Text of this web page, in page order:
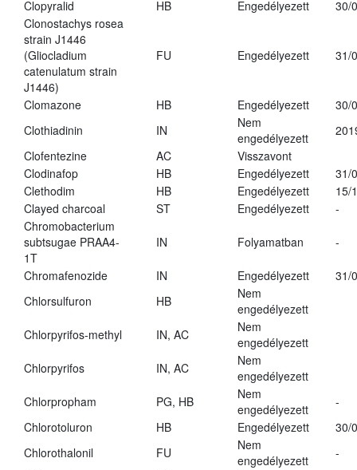
Clopyralid
HB Engedélyezett
30/
Clonostachys rosea
strain J1446
(Gliocladium
catenulatum strain
J1446)
FU Engedélyezett 31/
Clomazone HB Engedélyezett
30/
Clothiadinin
IN
Nem
engedélyezett
Clofentezine
AC
Visszavont
Clodinafop
HB Engedélyezett
31/
Clethodim
HB Engedélyezett
15/
Clayed charcoal
ST Engedélyezett
-
Chromobacterium
subtsugae PRAA4-
1T
IN Folyamatban -
Chromafenozide IN Engedélyezett
31/
Chlorsulfuron
HB
Nem
engedélyezett
Chlorpyrifos-methyl
IN, AC
Nem
engedélyezett
Chlorpyrifos
IN, AC
Nem
engedélyezett
Chlorpropham
PG, HB
Nem
engedélyezett
-
Chlorotoluron
HB Engedélyezett
30/
Chlorothalonil
FU
Nem
engedélyezett
-